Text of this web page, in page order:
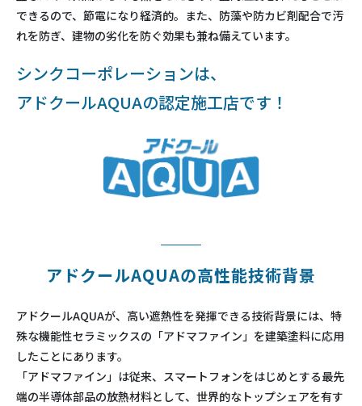
できるので、節電になり経済的。また、防藻や防カビ剤配合で汚
れを防ぎ、建物の劣化を防ぐ効果も兼ね備えています。
シンクコーポレーションは、
アドクールAQUAの認定施工店です！
アドクールAQUAの高性能技術背景
アドクールAQUAが、高い遮熱性を発揮できる技術背景には、特
殊な機能性セラミックスの「アドマファイン」を建築塗料に応用
したことにあります。
「アドマファイン」は従来、スマートフォンをはじめとする最先
端の半導体部品の放熱材料として、世界的なトップシェアを有す